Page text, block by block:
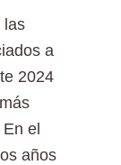
las
a
2024
el
años